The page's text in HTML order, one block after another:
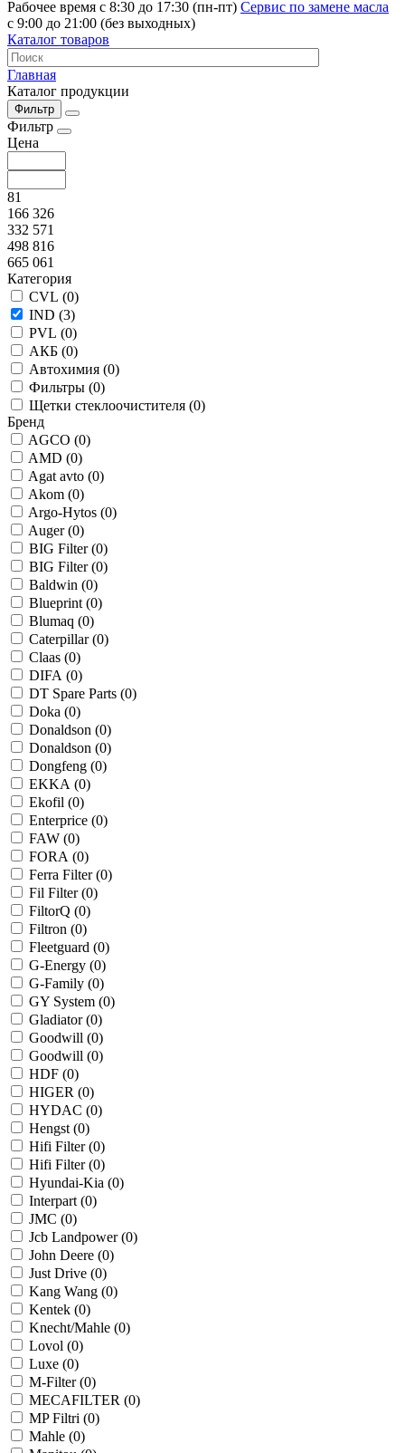
Рабочее время с 8:30 до 17:30 (пн-пт) Сервис по замене масла
с 9:00 до 21:00 (без выходных)
Каталог товаров
Главная
Каталог продукции
Фильтр
Фильтр
Цена
81
166 326
332 571
498 816
665 061
Категория
CVL (0)
IND (3)
PVL (0)
АКБ (0)
Автохимия (0)
Фильтры (0)
Щетки стеклоочистителя (0)
Бренд
AGCO (0)
AMD (0)
Agat avto (0)
Akom (0)
Argo-Hytos (0)
Auger (0)
BIG Filter (0)
BIG Filter (0)
Baldwin (0)
Blueprint (0)
Blumaq (0)
Caterpillar (0)
Claas (0)
DIFA (0)
DT Spare Parts (0)
Doka (0)
Donaldson (0)
Donaldson (0)
Dongfeng (0)
EKKA (0)
Ekofil (0)
Enterprice (0)
FAW (0)
FORA (0)
Ferra Filter (0)
Fil Filter (0)
FiltorQ (0)
Filtron (0)
Fleetguard (0)
G-Energy (0)
G-Family (0)
GY System (0)
Gladiator (0)
Goodwill (0)
Goodwill (0)
HDF (0)
HIGER (0)
HYDAC (0)
Hengst (0)
Hifi Filter (0)
Hifi Filter (0)
Hyundai-Kia (0)
Interpart (0)
JMC (0)
Jcb Landpower (0)
John Deere (0)
Just Drive (0)
Kang Wang (0)
Kentek (0)
Knecht/Mahle (0)
Lovol (0)
Luxe (0)
M-Filter (0)
MECAFILTER (0)
MP Filtri (0)
Mahle (0)